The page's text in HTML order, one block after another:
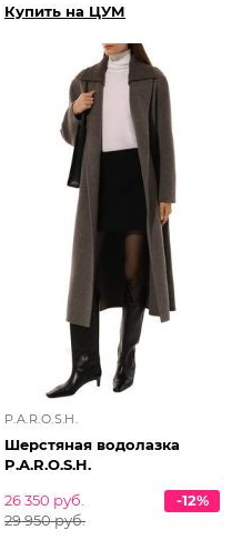
Купить на ЦУМ
P.A.R.O.S.H.
Шерстяная водолазка
P.A.R.O.S.H.
26 350 руб.
29 950 руб.
-12%